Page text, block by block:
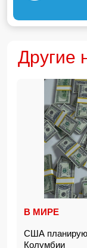
Другие
В МИРЕ
США
Колумбии